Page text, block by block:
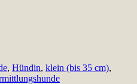
, Hündin, klein (bis 35 cm),